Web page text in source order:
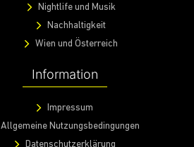
Nightlife und Musik
Nachhaltigkeit
Wien und Österreich
Information
Impressum
Allgemeine Nutzungsbedingungen
Datenschutzerklärung